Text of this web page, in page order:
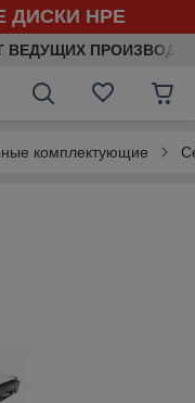
HPE
комплектующие